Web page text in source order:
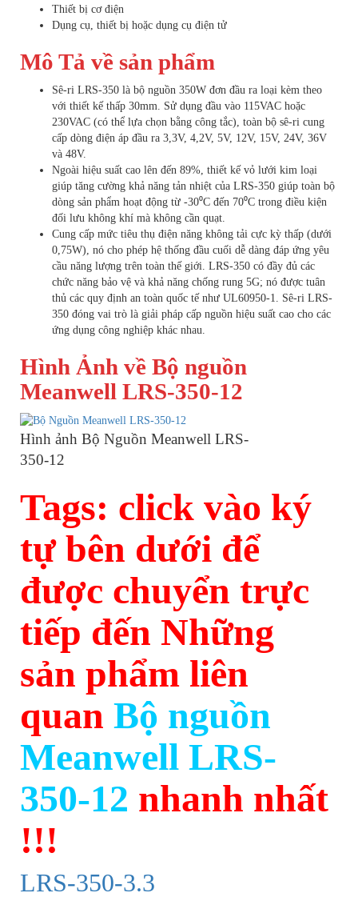
Thiết bị cơ điện
Dụng cụ, thiết bị hoặc dụng cụ điện tử
Mô Tả về sản phẩm
Sê-ri LRS-350 là bộ nguồn 350W đơn đầu ra loại kèm theo
với thiết kế thấp 30mm. Sử dụng đầu vào 115VAC hoặc
230VAC (có thể lựa chọn bằng công tắc), toàn bộ sê-ri cung
cấp dòng điện áp đầu ra 3,3V, 4,2V, 5V, 12V, 15V, 24V, 36V
và 48V.
Ngoài hiệu suất cao lên đến 89%, thiết kế vỏ lưới kim loại
giúp tăng cường khả năng tản nhiệt của LRS-350 giúp toàn bộ
dòng sản phẩm hoạt động từ -30⁰C đến 70⁰C trong điều kiện
đối lưu không khí mà không cần quạt.
Cung cấp mức tiêu thụ điện năng không tải cực kỳ thấp (dưới
0,75W), nó cho phép hệ thống đầu cuối dễ dàng đáp ứng yêu
cầu năng lượng trên toàn thế giới. LRS-350 có đầy đủ các
chức năng bảo vệ và khả năng chống rung 5G; nó được tuân
thủ các quy định an toàn quốc tế như UL60950-1. Sê-ri LRS-
350 đóng vai trò là giải pháp cấp nguồn hiệu suất cao cho các
ứng dụng công nghiệp khác nhau.
Hình Ảnh về Bộ nguồn
Meanwell LRS-350-12
Hình ảnh Bộ Nguồn Meanwell LRS-
350-12
Tags: click vào ký
tự bên dưới để
được chuyển trực
tiếp đến Những
sản phẩm liên
quan Bộ nguồn
Meanwell LRS-
350-12 nhanh nhất
!!!
LRS-350-3.3